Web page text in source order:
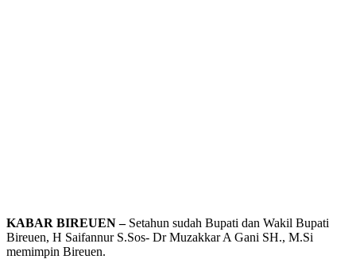
KABAR BIREUEN – Setahun sudah Bupati dan Wakil Bupati
Bireuen, H Saifannur S.Sos- Dr Muzakkar A Gani SH., M.Si
memimpin Bireuen.